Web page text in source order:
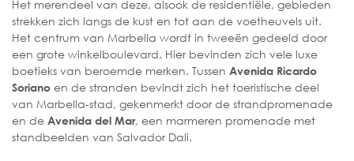
Het merendeel van deze, alsook de residentiële, gebieden
strekken zich langs de kust en tot aan de voetheuvels uit.
Het centrum van Marbella wordt in tweeën gedeeld door
een grote winkelboulevard. Hier bevinden zich vele luxe
boetieks van beroemde merken. Tussen Avenida Ricardo
Soriano en de stranden bevindt zich het toeristische deel
van Marbella-stad, gekenmerkt door de strandpromenade
en de Avenida del Mar, een marmeren promenade met
standbeelden van Salvador Dali.